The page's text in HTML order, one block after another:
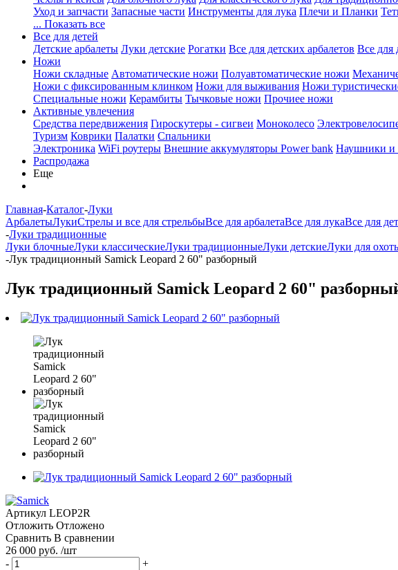
Уход и запчасти Запасные части Инструменты для лука Плечи и Планки
... Показать все
Все для детей
Детские арбалеты Луки детские Рогатки Все для детских арбалетов Все для
Ножи
Ножи складные Автоматические ножи Полуавтоматические ножи
Ножи с фиксированным клинком Ножи для выживания Ножи
Специальные ножи Керамбиты Тычковые ножи Прочиее ножи
Активные увлечения
Средства передвижения Гироскутеры - сигвеи Моноколесо
Туризм Коврики Палатки Спальники
Электроника WiFi роутеры Внешние аккумуляторы Power bank Наушники и
Распродажа
Еще
Главная-Каталог-Луки
АрбалетыЛукиСтрелы и все для стрельбыВсе для арбалетаВсе для лукаВсе для
-Луки традиционные
Луки блочныеЛуки классическиеЛуки традиционныеЛуки детскиеЛуки для
-Лук традиционный Samick Leopard 2 60" разборный
Лук традиционный Samick Leopard 2 60"
Артикул LEOP2R
Отложить Отложено
Сравнить В сравнении
26 000 руб. /шт
-
+